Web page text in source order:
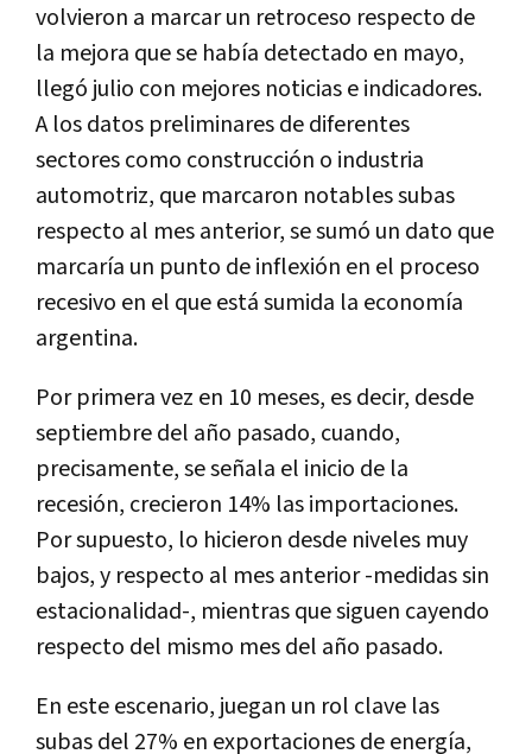
volvieron a marcar un retroceso respecto de
la mejora que se había detectado en mayo,
llegó julio con mejores noticias e indicadores.
A los datos preliminares de diferentes
sectores como construcción o industria
automotriz, que marcaron notables subas
respecto al mes anterior, se sumó un dato que
marcaría un punto de inflexión en el proceso
recesivo en el que está sumida la economía
argentina.
Por primera vez en 10 meses, es decir, desde
septiembre del año pasado, cuando,
precisamente, se señala el inicio de la
recesión, crecieron 14% las importaciones.
Por supuesto, lo hicieron desde niveles muy
bajos, y respecto al mes anterior -medidas sin
estacionalidad-, mientras que siguen cayendo
respecto del mismo mes del año pasado.
En este escenario, juegan un rol clave las
subas del 27% en exportaciones de energía,